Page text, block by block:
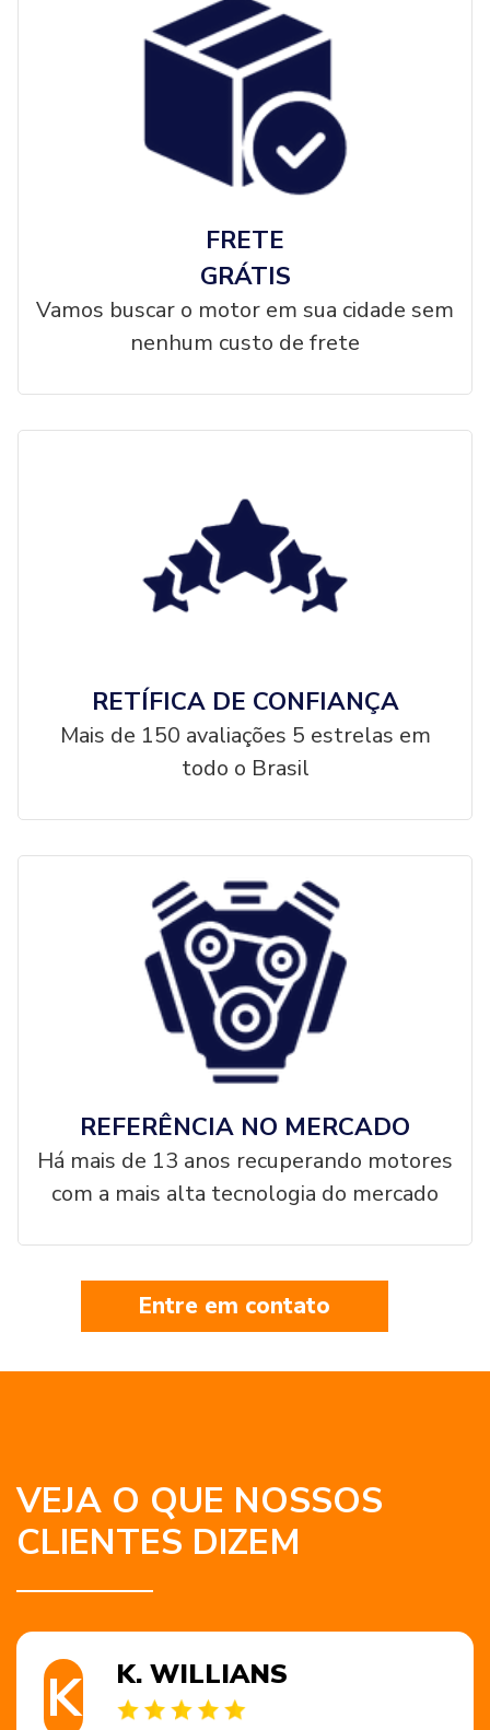
FRETE
GRÁTIS
Vamos buscar o motor em sua cidade sem
nenhum custo de frete
RETÍFICA DE CONFIANÇA
Mais de 150 avaliações 5 estrelas em
todo o Brasil
REFERÊNCIA NO MERCADO
Há mais de 13 anos recuperando motores
com a mais alta tecnologia do mercado
Entre em contato
VEJA O QUE NOSSOS
CLIENTES DIZEM
K K. WILLIANS